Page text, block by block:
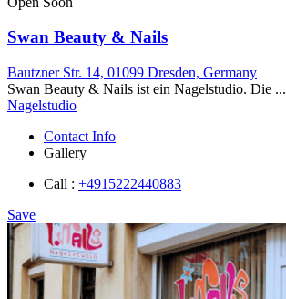
Swan Beauty & Nails
Bautzner Str. 14, 01099 Dresden, Germany
Swan Beauty & Nails ist ein Nagelstudio. Die ...
Nagelstudio
Contact Info
Gallery
Call : +4915222440883
Save